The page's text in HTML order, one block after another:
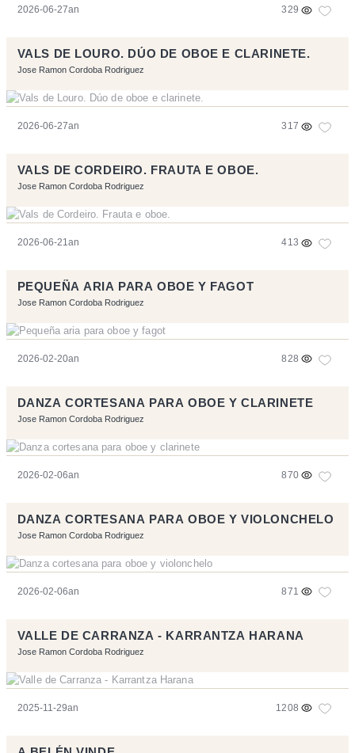
2026-06-27an 329
VALS DE LOURO. DÚO DE OBOE E CLARINETE.
Jose Ramon Cordoba Rodriguez
2026-06-27an 317
VALS DE CORDEIRO. FRAUTA E OBOE.
Jose Ramon Cordoba Rodriguez
2026-06-21an 413
PEQUEÑA ARIA PARA OBOE Y FAGOT
Jose Ramon Cordoba Rodriguez
2026-02-20an 828
DANZA CORTESANA PARA OBOE Y CLARINETE
Jose Ramon Cordoba Rodriguez
2026-02-06an 870
DANZA CORTESANA PARA OBOE Y VIOLONCHELO
Jose Ramon Cordoba Rodriguez
2026-02-06an 871
VALLE DE CARRANZA - KARRANTZA HARANA
Jose Ramon Cordoba Rodriguez
2025-11-29an 1208